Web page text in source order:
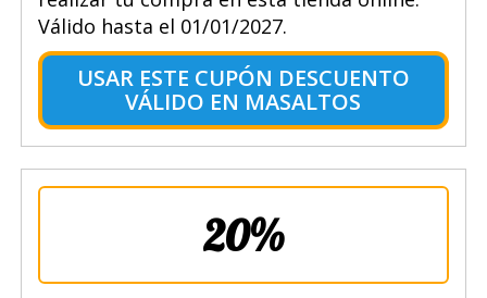
Válido hasta el 01/01/2027.
USAR ESTE CUPÓN DESCUENTO
VÁLIDO EN MASALTOS
20%